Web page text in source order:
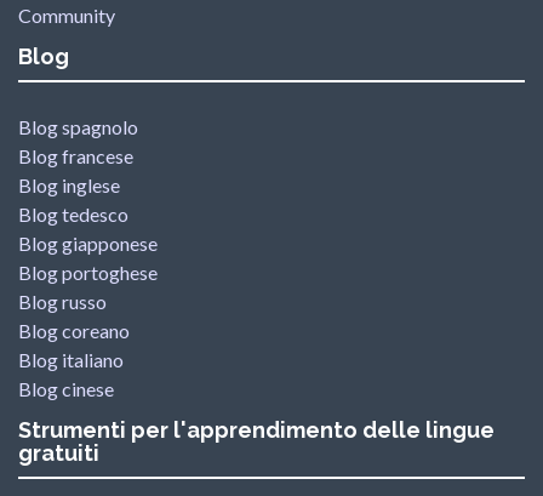
Community
Blog
Blog spagnolo
Blog francese
Blog inglese
Blog tedesco
Blog giapponese
Blog portoghese
Blog russo
Blog coreano
Blog italiano
Blog cinese
Strumenti per l'apprendimento delle lingue
gratuiti